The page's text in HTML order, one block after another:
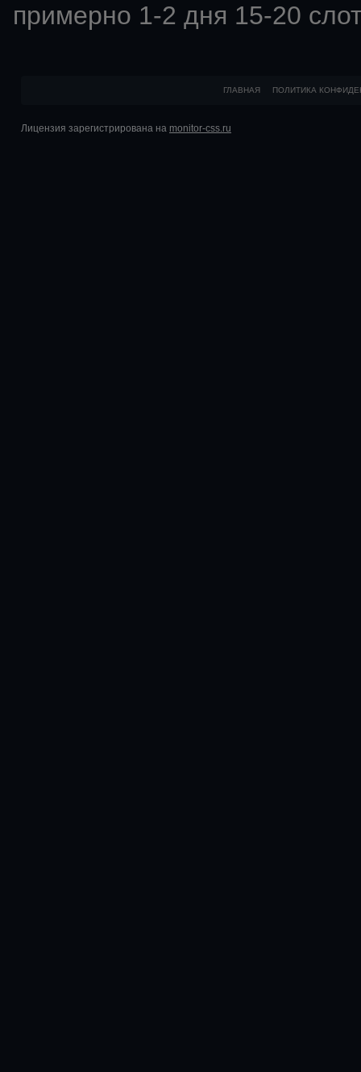
примерно 1-2 дня 15-20
ГЛАВНАЯ ПОЛИТИКА
Лицензия зарегистрирована на monitor-css.ru